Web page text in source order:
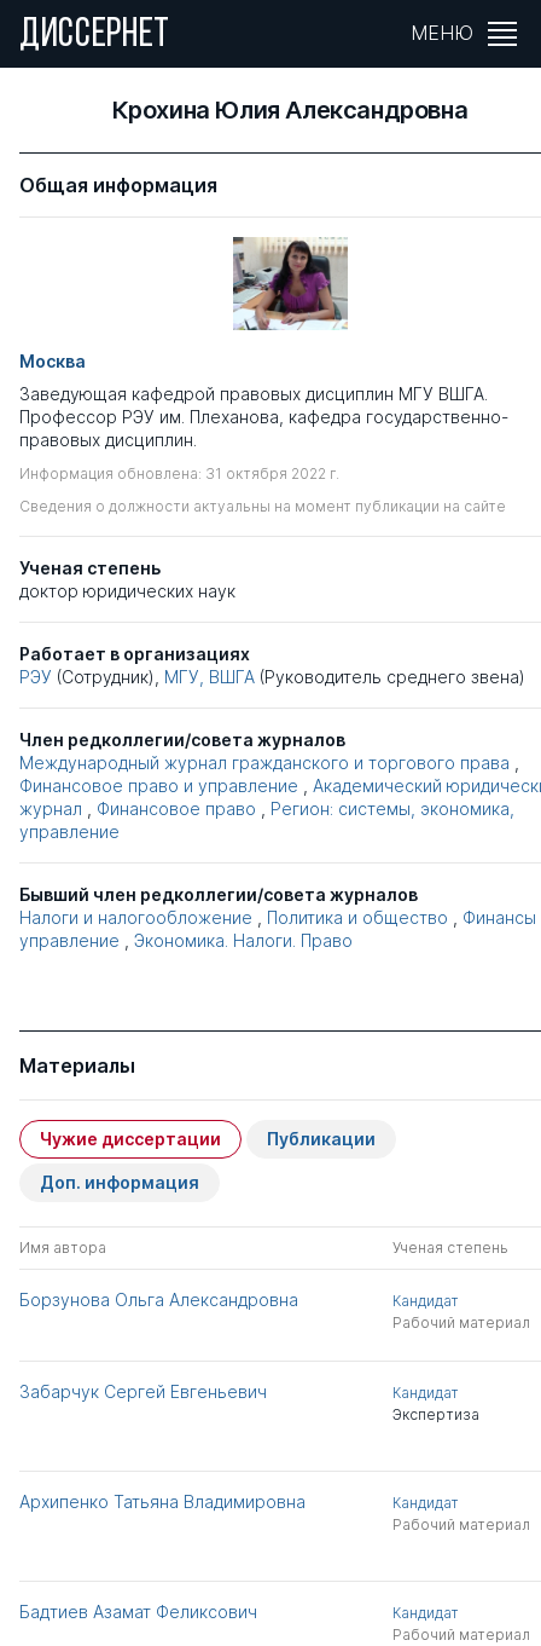
ДИССЕРНЕТ МЕНЮ
Крохина Юлия Александровна
Общая информация
Москва
Заведующая кафедрой правовых дисциплин МГУ ВШГА.
Профессор РЭУ им. Плеханова, кафедра государственно-
правовых дисциплин.
Информация обновлена: 31 октября 2022 г.
Сведения о должности актуальны на момент публикации на сайте
Ученая степень
доктор юридических наук
Работает в организациях
РЭУ (Сотрудник), МГУ, ВШГА (Руководитель среднего звена)
Член редколлегии/совета журналов
Международный журнал гражданского и торгового права ,
Финансовое право и управление , Академический
журнал , Финансовое право , Регион: системы, экономика,
управление
Бывший член редколлегии/совета журналов
Налоги и налогообложение , Политика и общество , Финансы
управление , Экономика. Налоги. Право
Материалы
Чужие диссертации Публикации
Доп. информация
Имя автора Ученая степень
Борзунова Ольга Александровна
Кандидат
Рабочий материал
Забарчук Сергей Евгеньевич
Кандидат
Экспертиза
Архипенко Татьяна Владимировна
Кандидат
Рабочий материал
Бадтиев Азамат Феликсович
Кандидат
Рабочий материал